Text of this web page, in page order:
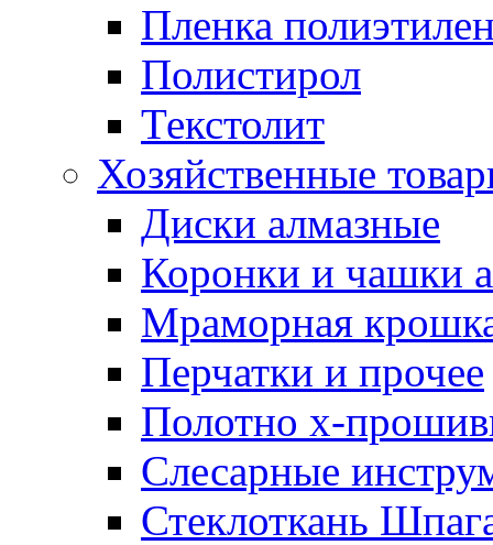
Пленка
Полистирол
Текстолит
Хозяйственные
Диски алмазные
Коронки и чашки
Мраморная
Перчатки и прочее
Полотно х-
Слесарные
Стеклоткань